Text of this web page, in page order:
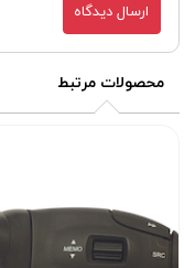
ارسال دیدگاه
محصولات مرتبط